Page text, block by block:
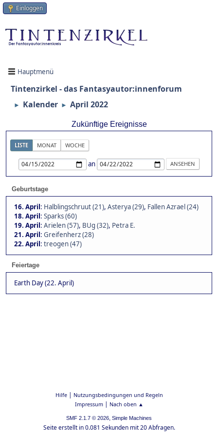
Einloggen
Hauptmenü
Tintenzirkel - das Fantasyautor:innenforum
► Kalender ► April 2022
Zukünftige Ereignisse
LISTE MONAT WOCHE
an
Geburtstage
16. April: Halblingschruut (21), Asterya (29), Fallen Azrael (24)
18. April: Sparks (60)
19. April: Arielen (57), BUg (32), Petra E.
21. April: Greifenherz (28)
22. April: treogen (47)
Feiertage
Earth Day (22. April)
Hilfe| Nutzungsbedingungen und Regeln
Impressum| Nach oben ▲
SMF 2.1.7 © 2026, Simple Machines
Seite erstellt in 0.081 Sekunden mit 20 Abfragen.